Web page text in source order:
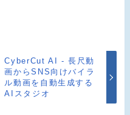
CyberCut AI - 長尺動
画からSNS向けバイラ
ル動画を自動生成する
AIスタジオ